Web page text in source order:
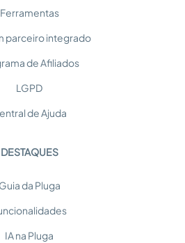
Ferramentas
parceiro integrado
de Afiliados
LGPD
de Ajuda
DESTAQUES
Guia da Pluga
IA na Pluga